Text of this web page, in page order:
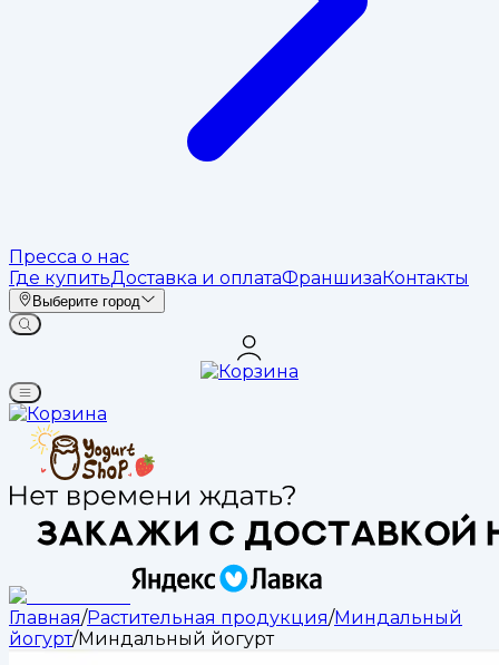
Пресса о нас
Где купитьДоставка и оплатаФраншизаКонтакты
Выберите город
Главная/Растительная продукция/Миндальный
йогурт/Миндальный йогурт